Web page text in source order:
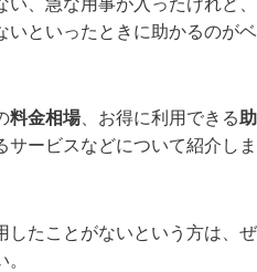
いといったときに助かるのがベ
料金相場、お得に利用できる助
サービスなどについて紹介しま
したことがないという方は、ぜ